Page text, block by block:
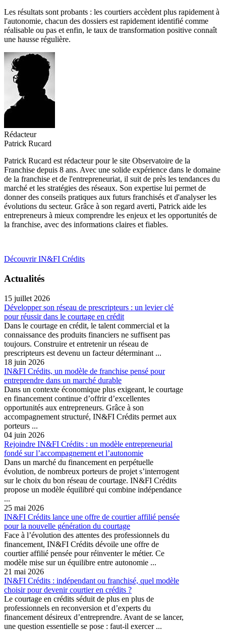
Les résultats sont probants : les courtiers accèdent plus rapidement à
l'autonomie, chacun des dossiers est rapidement identifié comme
réalisable ou pas et enfin, le taux de transformation positive connaît
une hausse régulière.
Rédacteur
Patrick Rucard
Patrick Rucard est rédacteur pour le site Observatoire de la
Franchise depuis 8 ans. Avec une solide expérience dans le domaine
de la franchise et de l'entrepreneuriat, il suit de près les tendances du
marché et les stratégies des réseaux. Son expertise lui permet de
donner des conseils pratiques aux futurs franchisés et d'analyser les
évolutions du secteur. Grâce à son regard averti, Patrick aide les
entrepreneurs à mieux comprendre les enjeux et les opportunités de
la franchise, avec des informations claires et fiables.
Découvrir IN&FI Crédits
Actualités
15 juillet 2026
Développer son réseau de prescripteurs : un levier clé
pour réussir dans le courtage en crédit
Dans le courtage en crédit, le talent commercial et la
connaissance des produits financiers ne suffisent pas
toujours. Construire et entretenir un réseau de
prescripteurs est devenu un facteur déterminant ...
18 juin 2026
IN&FI Crédits, un modèle de franchise pensé pour
entreprendre dans un marché durable
Dans un contexte économique plus exigeant, le courtage
en financement continue d’offrir d’excellentes
opportunités aux entrepreneurs. Grâce à son
accompagnement structuré, IN&FI Crédits permet aux
porteurs ...
04 juin 2026
Rejoindre IN&FI Crédits : un modèle entrepreneurial
fondé sur l’accompagnement et l’autonomie
Dans un marché du financement en perpétuelle
évolution, de nombreux porteurs de projet s’interrogent
sur le choix du bon réseau de courtage. IN&FI Crédits
propose un modèle équilibré qui combine indépendance
...
25 mai 2026
IN&FI Crédits lance une offre de courtier affilié pensée
pour la nouvelle génération du courtage
Face à l’évolution des attentes des professionnels du
financement, IN&FI Crédits dévoile une offre de
courtier affilié pensée pour réinventer le métier. Ce
modèle mise sur un équilibre entre autonomie ...
21 mai 2026
IN&FI Crédits : indépendant ou franchisé, quel modèle
choisir pour devenir courtier en crédits ?
Le courtage en crédits séduit de plus en plus de
professionnels en reconversion et d’experts du
financement désireux d’entreprendre. Avant de se lancer,
une question essentielle se pose : faut-il exercer ...